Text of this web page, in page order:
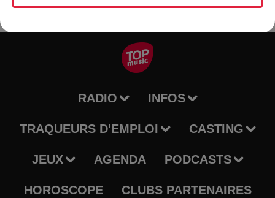
RADIO INFOS
TRAQUEURS D'EMPLOI CASTING
JEUX AGENDA PODCASTS
HOROSCOPE CLUBS PARTENAIRES